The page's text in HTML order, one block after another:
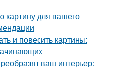
картину для вашего
и повесить картины:
ваш интерьер: